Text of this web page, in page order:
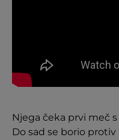
Njega čeka prvi meč
Do sad se borio protiv